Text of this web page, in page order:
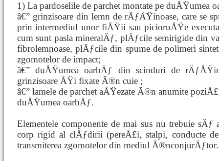
1) La pardoselile de parchet montate pe duÅŸumea
â€” grinzisoare din lemn de rÄƒÅŸinoase, care se
prin intermediul unor fiÅŸii sau picioruÅŸe
cum sunt pasla mineralÄƒ, plÄƒcile semirigide din
fibrolemnoase, plÄƒcile din spume de polimeri
zgomotelor de impact;
â€” duÅŸumea oarbÄƒ din scinduri de
grinzisoare ÅŸi fixate Ã®n cuie ;
â€” lamele de parchet aÅŸezate Ã®n anumite
duÅŸumea oarbÄƒ.
Elementele componente de mai sus nu trebuie
corp rigid al clÄƒdirii (pereÅ£i, stalpi, conducte
transmiterea zgomotelor din mediul Ã®nconjurÄƒtor.